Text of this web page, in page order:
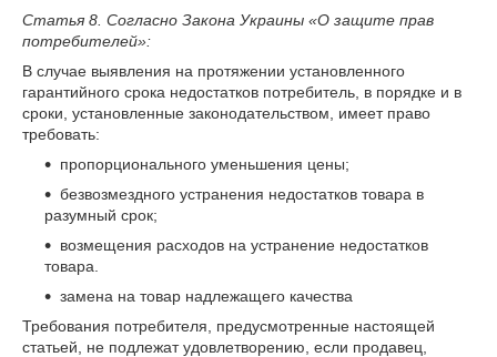
Статья 8. Согласно Закона Украины «О защите прав
потребителей»:
В случае выявления на протяжении установленного
гарантийного срока недостатков потребитель, в порядке и в
сроки, установленные законодательством, имеет право
требовать:
пропорционального уменьшения цены;
безвозмездного устранения недостатков товара в
разумный срок;
возмещения расходов на устранение недостатков
товара.
замена на товар надлежащего качества
Требования потребителя, предусмотренные настоящей
статьей, не подлежат удовлетворению, если продавец,